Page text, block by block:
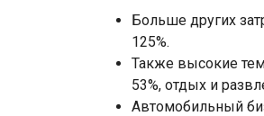
Больше других
125%.
Также высокие
53%, отдых и
Автомобильный